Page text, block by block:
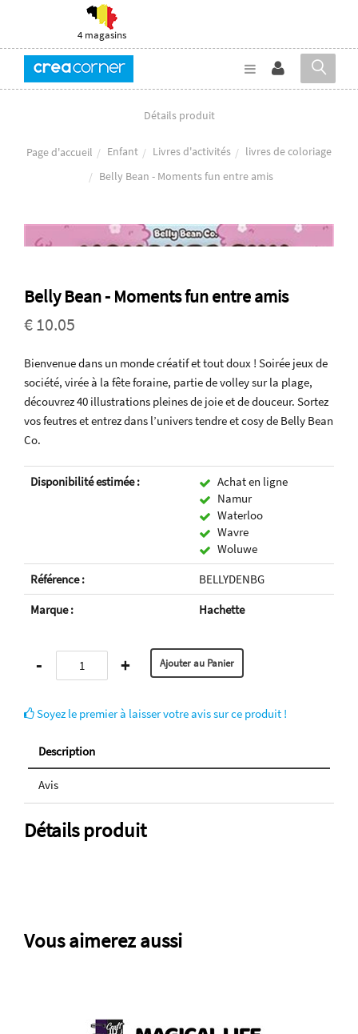
4 magasins
Détails produit
Page d'accueil Enfant Livres d'activités
livres de coloriage
Belly Bean - Moments fun entre amis
Belly Bean - Moments fun entre amis
€ 10.05
Bienvenue dans un monde créatif et tout doux ! Soirée jeux de
société, virée à la fête foraine, partie de volley sur la plage,
découvrez 40 illustrations pleines de joie et de douceur. Sortez
vos feutres et entrez dans l’univers tendre et cosy de Belly Bean
Co.
Disponibilité estimée :
Achat en ligne
Namur
Waterloo
Wavre
Woluwe
Référence :
BELLYDENBG
Marque :
Hachette
- +
Soyez le premier à laisser votre avis sur ce produit !
Description
Avis
Détails produit
Vous aimerez aussi